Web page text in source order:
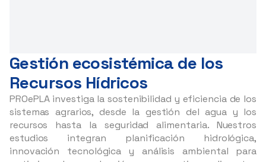
Gestión ecosistémica de los
Recursos Hídricos
PROePLA investiga la sostenibilidad y eficiencia de los
sistemas agrarios, desde la gestión del agua y los
recursos hasta la seguridad alimentaria. Nuestros
estudios integran planificación hidrológica,
innovación tecnológica y análisis ambiental para